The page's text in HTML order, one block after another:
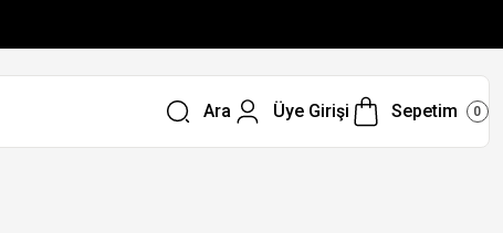
Ara Üye Girişi Sepetim 0